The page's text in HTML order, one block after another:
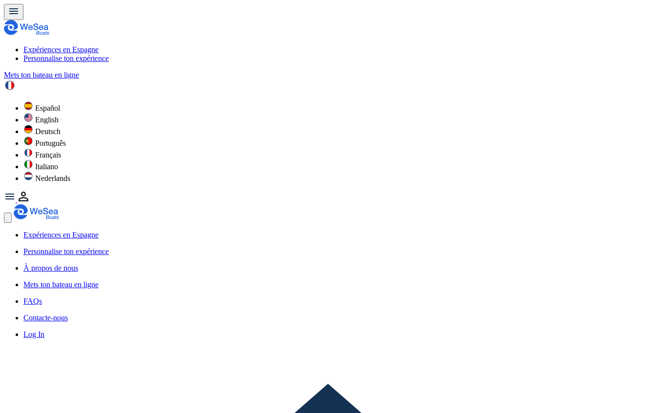
Expériences en Espagne
Personnalise ton expérience
Mets ton bateau en ligne
Español
English
Deutsch
Português
Français
Italiano
Nederlands
Expériences en Espagne
Personnalise ton expérience
À propos de nous
Mets ton bateau en ligne
FAQs
Contacte-nous
Log In